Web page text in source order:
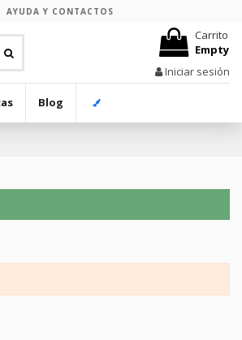
AYUDA Y CONTACTOS
Carrito
Empty
Iniciar sesión
Blog